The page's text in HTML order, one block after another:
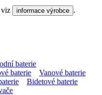
viz informace výrobce .
baterie
baterie
Vanové baterie
Bidetové baterie